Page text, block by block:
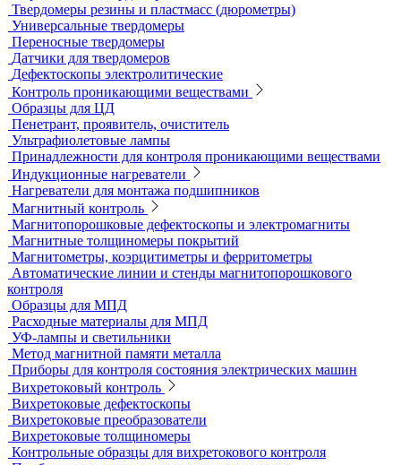
Фиксаж для рентгеновской пленки
Принадлежности для рентгеновских аппаратов
Пауки, штативы для рентгеновских аппаратов
Твердометрия (контроль твердости)
Ультразвуковые твердомеры
Динамические твердомеры
Стационарные твердомеры
Комбинированные твердомеры
Комплектующие к твердомерам
Меры твердости
Микротвердомеры
Нанотвердомеры
Портативные твердомеры
Твердомеры резины и пластмасс (дюрометры)
Универсальные твердомеры
Переносные твердомеры
Датчики для твердомеров
Дефектоскопы электролитические
Контроль проникающими веществами
Образцы для ЦД
Пенетрант, проявитель, очиститель
Ультрафиолетовые лампы
Принадлежности для контроля проникающими веществами
Индукционные нагреватели
Нагреватели для монтажа подшипников
Магнитный контроль
Магнитопорошковые дефектоскопы и электромагниты
Магнитные толщиномеры покрытий